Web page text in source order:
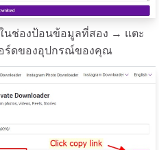
นช่องป้อนข้อมูลที่สอง → แตะ
ร์ดของอุปกรณ์ของคุณ